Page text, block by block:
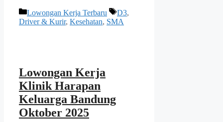
Kategori
Lowongan Kerja Terbaru Tag
D3,
Driver & Kurir, Kesehatan, SMA
Lowongan Kerja
Klinik Harapan
Keluarga Bandung
Oktober 2025